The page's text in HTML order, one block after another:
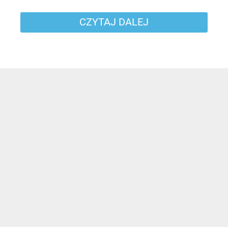
CZYTAJ DALEJ